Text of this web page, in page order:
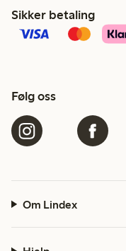
Sikker betaling
Følg oss
Om Lindex